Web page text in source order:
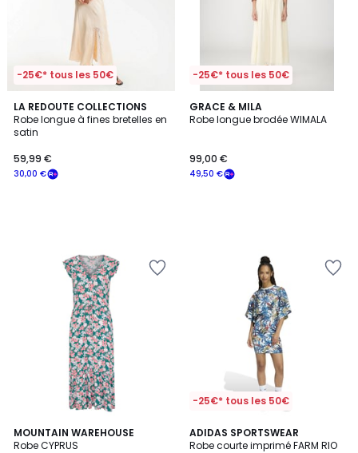
-25€* tous les 50€
LA REDOUTE COLLECTIONS
Robe longue à fines bretelles en
satin
30,00 €
59,99 €
-25€* tous les 50€
GRACE & MILA
Robe longue brodée WIMALA
49,50 €
99,00 €
MOUNTAIN WAREHOUSE
Robe CYPRUS
-25€* tous les 50€
ADIDAS SPORTSWEAR
Robe courte imprimé FARM RIO